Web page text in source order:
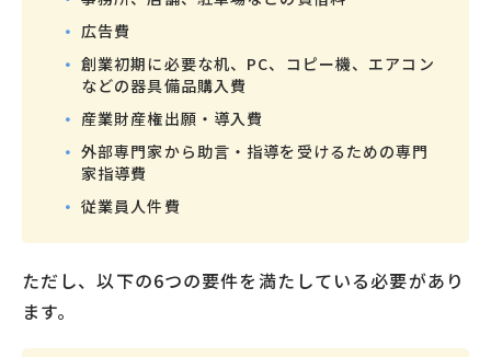
広告費
創業初期に必要な机、PC、コピー機、エアコン
などの器具備品購入費
産業財産権出願・導入費
外部専門家から助言・指導を受けるための専門
家指導費
従業員人件費
ただし、以下の6つの要件を満たしている必要があり
ます。